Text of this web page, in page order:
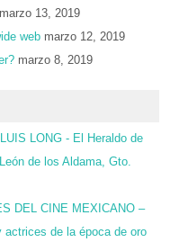
marzo 13, 2019
web marzo 12, 2019
marzo 8, 2019
LONG - El Heraldo de
de los Aldama, Gto.
DEL CINE MEXICANO –
actrices de la época de oro